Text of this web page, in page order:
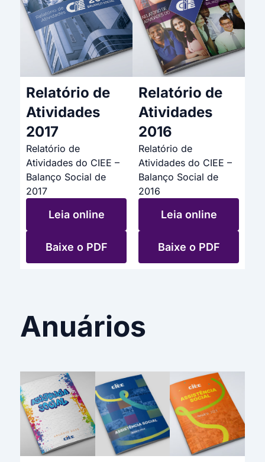
Relatório de
Atividades
2017
Relatório de
Atividades do CIEE –
Balanço Social de
2017
Leia online
Baixe o PDF
Relatório de
Atividades
2016
Relatório de
Atividades do CIEE –
Balanço Social de
2016
Leia online
Baixe o PDF
Anuários